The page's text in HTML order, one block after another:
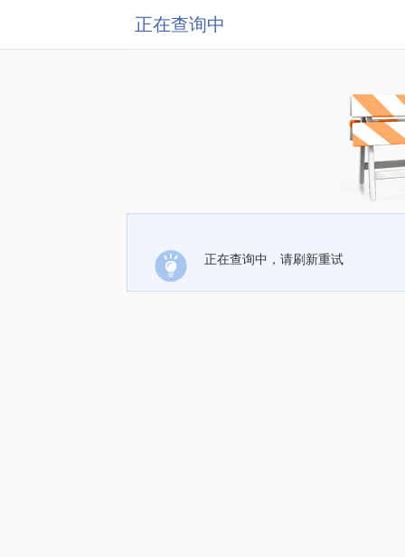
正在查询中
正在查询中，请刷新重试